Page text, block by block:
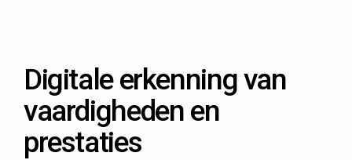
Digitale erkenning van
vaardigheden en
prestaties